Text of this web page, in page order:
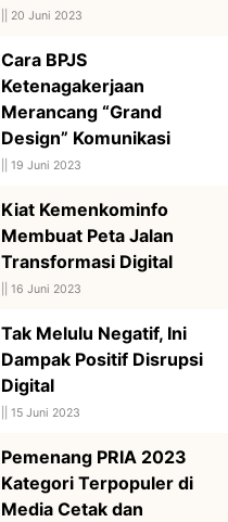
20 Juni 2023
Cara BPJS
Ketenagakerjaan
Merancang “Grand
Design” Komunikasi
19 Juni 2023
Kiat Kemenkominfo
Membuat Peta Jalan
Transformasi Digital
16 Juni 2023
Tak Melulu Negatif, Ini
Dampak Positif Disrupsi
Digital
15 Juni 2023
Pemenang PRIA 2023
Kategori Terpopuler di
Media Cetak dan